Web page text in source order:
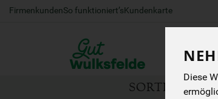
Diese
FirmenkundenSo funktioniert’sKundenkarte
SORTIMENT